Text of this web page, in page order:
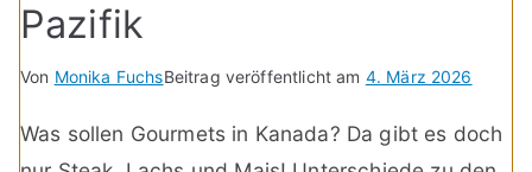
Pazifik
Von Monika FuchsBeitrag veröffentlicht am 4. März 2026
Was sollen Gourmets in Kanada? Da gibt es doch